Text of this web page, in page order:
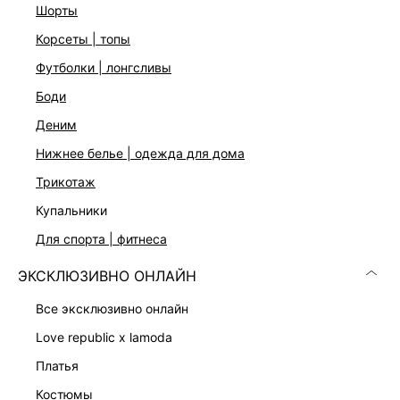
шорты
корсеты | топы
футболки | лонгсливы
боди
деним
нижнее белье | одежда для дома
трикотаж
купальники
для спорта | фитнеса
ЭКСКЛЮЗИВНО ОНЛАЙН
все эксклюзивно онлайн
love republic x lamoda
платья
костюмы
Высокая посадка
Подол с акцентной молнией
Застежка на скрытую молнию сбоку
Цвет: молочный
На модели размер 44. Крой модели соответствует
стандартному размеру
ДОСТАВКА И ВОЗВРАТ
Подробные условия доставки и возврата